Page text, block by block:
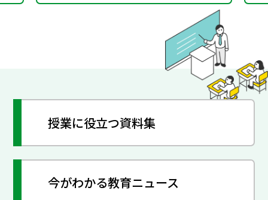
授業に役立つ資料集
今がわかる教育ニュース